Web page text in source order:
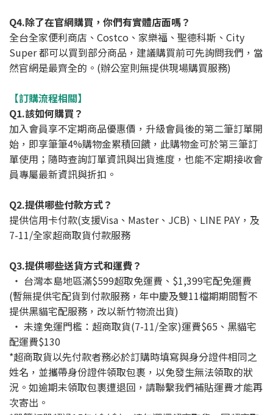
Q4.除了在官網購買，你們有實體店面嗎？
全台全家便利商店、Costco、家樂福、聖德科斯、City
Super 都可以買到部分商品，建議購買前可先詢問我們，當
然官網是最齊全的。(辦公室則無提供現場購買服務)
【訂購流程相關】
Q1.該如何購買？
加入會員享不定期商品優惠價，升級會員後的第二筆訂單開
始，即享筆筆4%購物金累積回饋，此購物金可於第三筆訂
單使用；隨時查詢訂單資訊與出貨進度，也能不定期接收會
員專屬最新資訊與折扣。
Q2.提供哪些付款方式？
提供信用卡付款(支援Visa、Master、JCB)、LINE PAY，及
7-11/全家超商取貨付款服務
Q3.提供哪些送貨方式和運費？
‧ 台灣本島地區滿$599超取免運費、$1,399宅配免運費
(暫無提供宅配貨到付款服務，年中慶及雙11檔期期間暫不
提供黑貓宅配服務，改以新竹物流出貨)
‧ 未達免運門檻：超商取貨(7-11/全家)運費$65、黑貓宅
配運費$130
*超商取貨以先付款者務必於訂購時填寫與身分證件相同之
姓名，並攜帶身份證件領取包裹，以免發生無法領取的狀
況。如逾期未領取包裹遭退回，請聯繫我們補貼運費才能再
次寄出。